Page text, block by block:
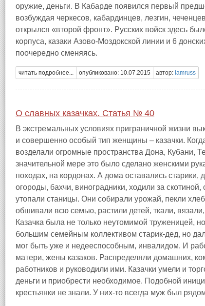
оружие, деньги. В Кабарде появился первый
возбуждая черкесов, кабардинцев, лезгин,
открылся «второй фронт». Русских войск здесь
корпуса, казаки Азово-Моздокской линии и 6
поочередно сменяясь.
читать подробнее... опубликовано: 10.07.2015 автор: iamruss
О славных казачках. Статья № 40
В экстремальных условиях приграничной жизни
и совершенно особый тип женщины – казачки.
возделали огромные пространства Дона, Кубани,
значительной мере это было сделано женскими
походах, на кордонах. А дома оставались старики,
огороды, бахчи, виноградники, ходили за
утопали станицы. Они собирали урожай, пекли
обшивали всю семью, растили детей, ткали,
Казачка была не только неутомимой труженицей,
большим семейным коллективом старик-дед, но
мог быть уже и недееспособным, инвалидом. И
матери, жены казаков. Распределяли домашних,
работников и руководили ими. Казачки умели и
деньги и приобрести необходимое. Подобной
крестьянки не знали. У них-то всегда муж был